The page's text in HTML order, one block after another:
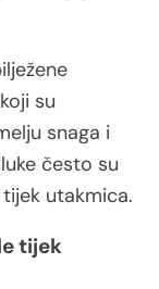
su
snaga i
često su
utakmica.
tijek